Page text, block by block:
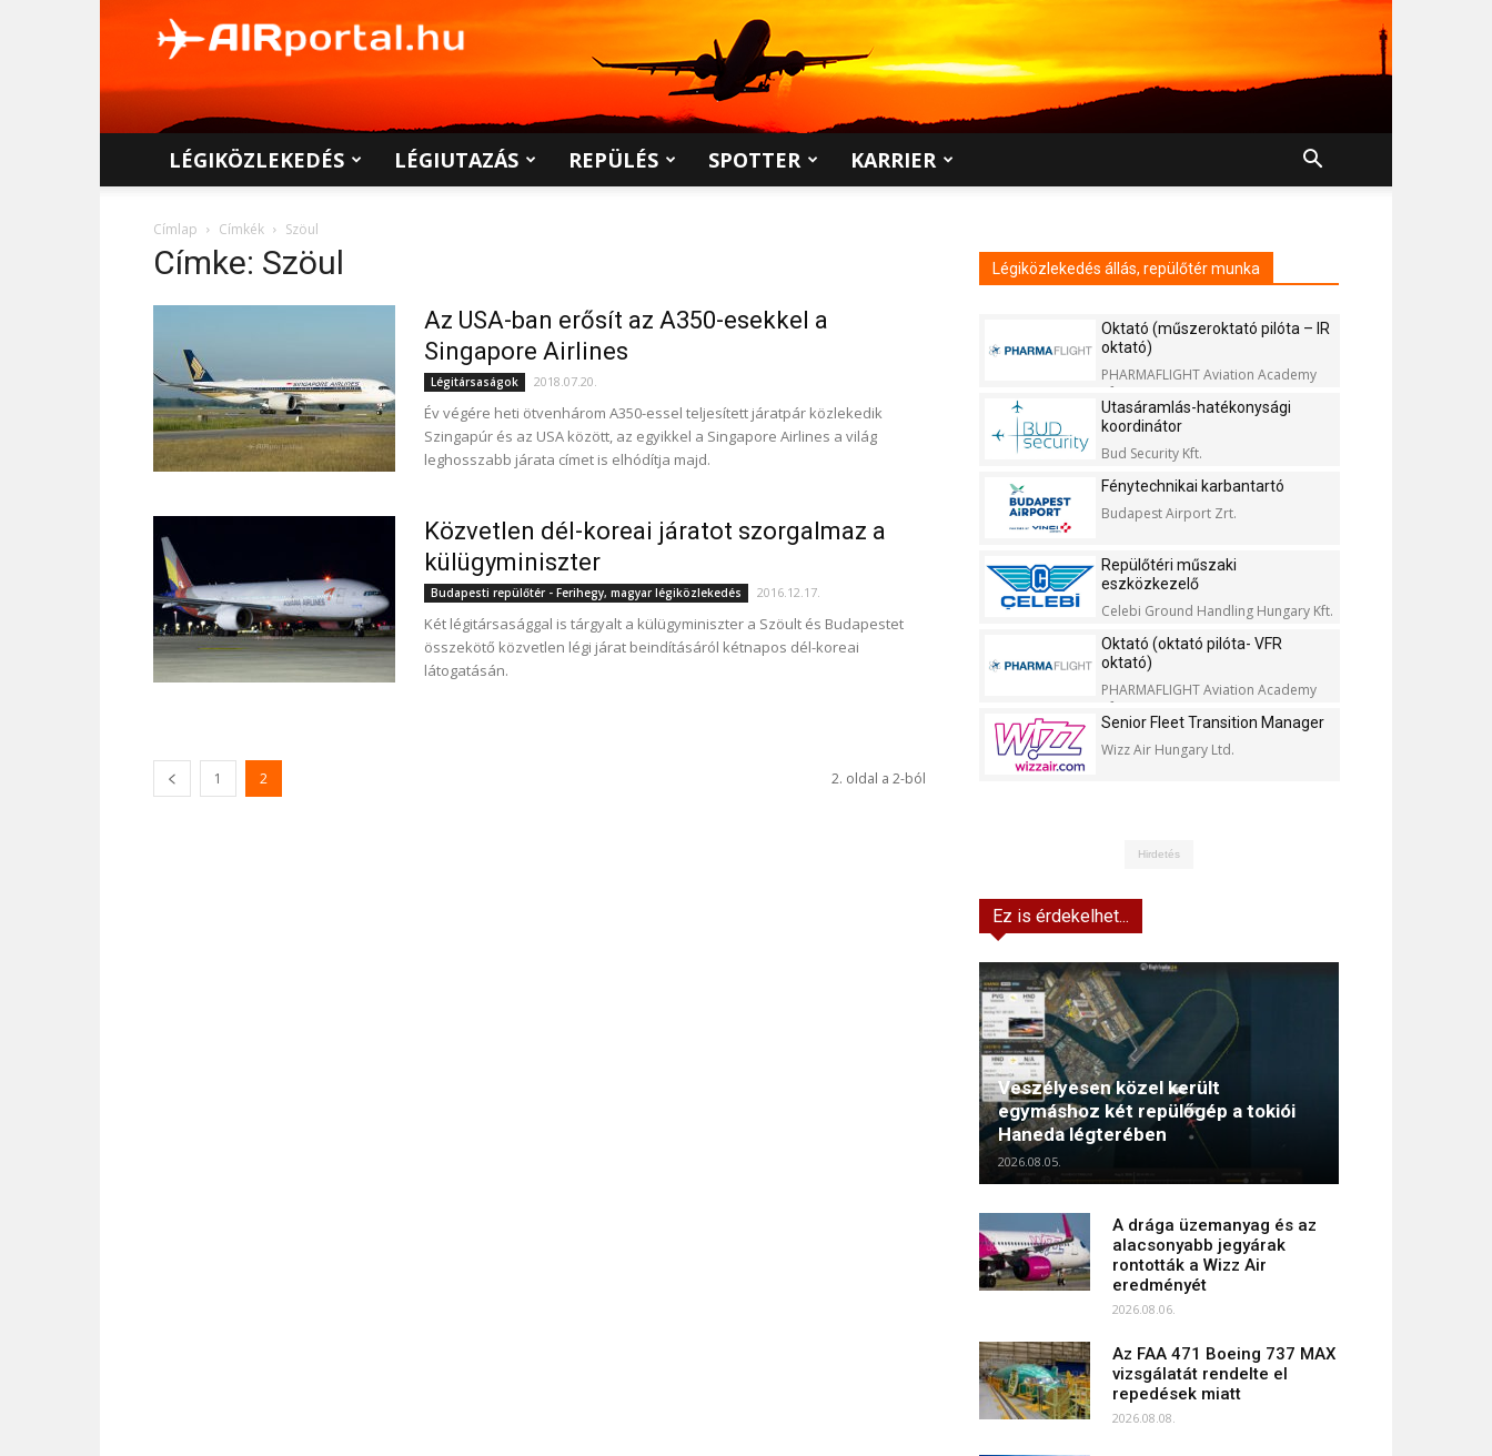
LÉGIKÖZLEKEDÉS LÉGIUTAZÁS REPÜLÉS SPOTTER KARRIER
Címlap Címkék Szöul
Címke: Szöul
Az USA-ban erősít az A350-esekkel a
Singapore Airlines
Légitársaságok 2018.07.20.
Év végére heti ötvenhárom A350-essel teljesített járatpár közlekedik
Szingapúr és az USA között, az egyikkel a Singapore Airlines a világ
leghosszabb járata címet is elhódítja majd.
Közvetlen dél-koreai járatot szorgalmaz a
külügyminiszter
Budapesti repülőtér - Ferihegy, magyar légiközlekedés 2016.12.17.
Két légitársasággal is tárgyalt a külügyminiszter a Szöult és Budapestet
összekötő közvetlen légi járat beindításáról kétnapos dél-koreai
látogatásán.
1 2 2. oldal a 2-ból
Légiközlekedés állás, repülőtér munka
Oktató (műszeroktató pilóta – IR
oktató)
PHARMAFLIGHT Aviation Academy
Kft.
Utasáramlás-hatékonysági
koordinátor
Bud Security Kft.
Fénytechnikai karbantartó
Budapest Airport Zrt.
Repülőtéri műszaki
eszközkezelő
Celebi Ground Handling Hungary Kft.
Oktató (oktató pilóta- VFR
oktató)
PHARMAFLIGHT Aviation Academy
Kft.
Senior Fleet Transition Manager
Wizz Air Hungary Ltd.
Hirdetés
Ez is érdekelhet...
Veszélyesen közel került
egymáshoz két repülőgép a tokiói
Haneda légterében
2026.08.05.
A drága üzemanyag és az
alacsonyabb jegyárak
rontották a Wizz Air
eredményét
2026.08.06.
Az FAA 471 Boeing 737 MAX
vizsgálatát rendelte el
repedések miatt
2026.08.08.